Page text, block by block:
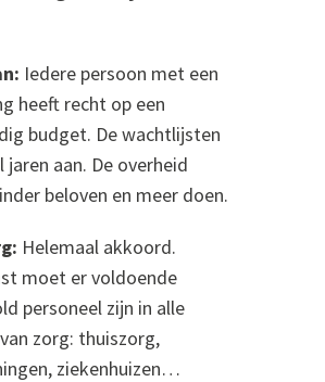
Iedere persoon met een
heeft recht op een
budget. De wachtlijsten
jaren aan. De overheid
beloven en meer doen.
Helemaal akkoord.
moet er voldoende
personeel zijn in alle
zorg: thuiszorg,
ziekenhuizen…